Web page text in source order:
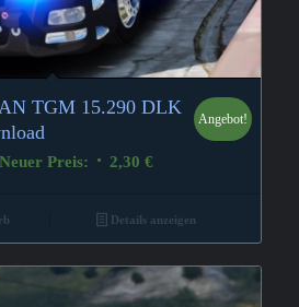
TGM 15.290 DLK
Ursprünglicher
Neuer Preis: 2,30 €Aktueller
Angebot!
Details anzeigen